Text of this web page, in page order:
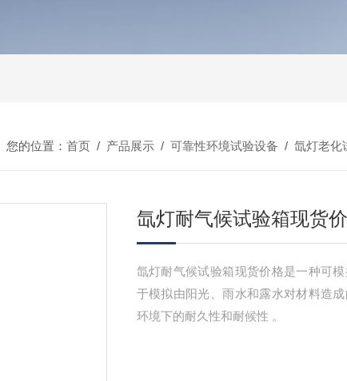
您的位置： 首页/ 产品展示/ 可靠性环境试验设备 / 氙灯老化
氙灯耐气候试验箱现货
氙灯耐气候试验箱现货价格是一种可
于模拟由阳光、雨水和露水对材料造
环境下的耐久性和耐候性 。